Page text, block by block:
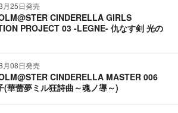
月25日発売
CINDERELLA GIRLS
PROJECT 03 -LEGNE- 仇なす剣 光の
月08日発売
CINDERELLA MASTER 006
(華蕾夢ミル狂詩曲～魂ノ導～)